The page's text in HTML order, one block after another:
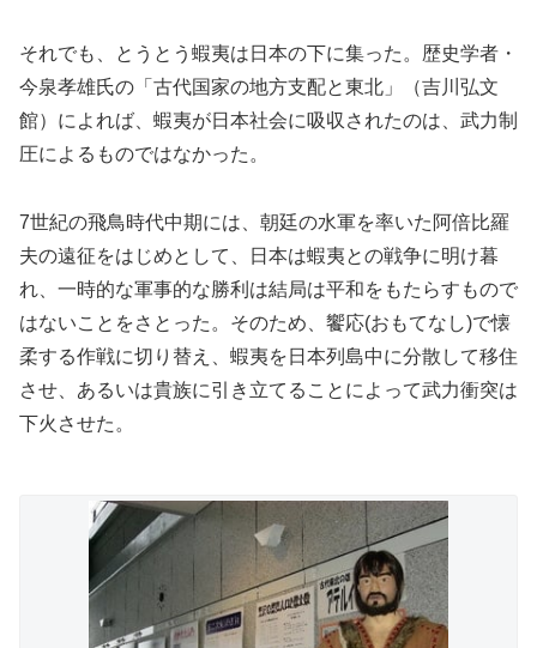
それでも、とうとう蝦夷は日本の下に集った。歴史学者・
今泉孝雄氏の「古代国家の地方支配と東北」（吉川弘文
館）によれば、蝦夷が日本社会に吸収されたのは、武力制
圧によるものではなかった。
7世紀の飛鳥時代中期には、朝廷の水軍を率いた阿倍比羅
夫の遠征をはじめとして、日本は蝦夷との戦争に明け暮
れ、一時的な軍事的な勝利は結局は平和をもたらすもので
はないことをさとった。そのため、饗応(おもてなし)で懐
柔する作戦に切り替え、蝦夷を日本列島中に分散して移住
させ、あるいは貴族に引き立てることによって武力衝突は
下火させた。